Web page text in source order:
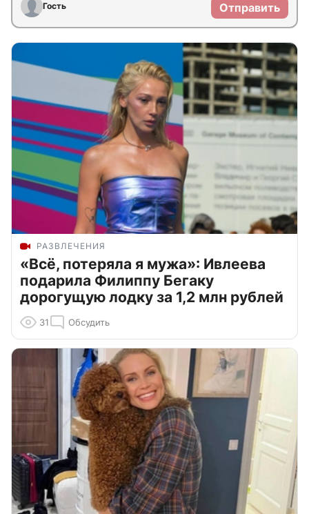
Гость Отправить
РАЗВЛЕЧЕНИЯ
«Всё, потеряла я мужа»: Ивлеева
подарила Филиппу Бегаку
дорогущую лодку за 1,2 млн рублей
31 Обсудить